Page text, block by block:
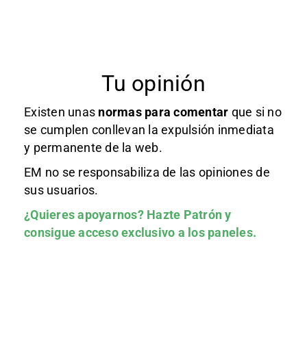
Tu opinión
Existen unas normas para comentar que si no
se cumplen conllevan la expulsión inmediata
y permanente de la web.
EM no se responsabiliza de las opiniones de
sus usuarios.
¿Quieres apoyarnos? Hazte Patróny
consigue acceso exclusivo a los paneles.